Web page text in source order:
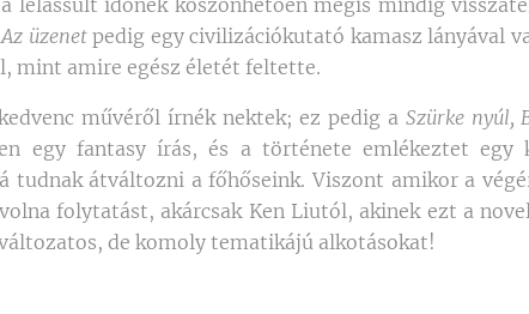
lelassult időnek köszönhetően mégis mindig
Az üzenetpedig egy civilizációkutató kamasz lányával
mint amire egész életét feltette.
művéről írnék nektek; ez pedig a Szürke nyúl,
egy fantasy írás, és a története emlékeztet egy
tudnak átváltozni a főhőseink. Viszont amikor a
folytatást, akárcsak Ken Liutól, akinek ezt a
de komoly tematikájú alkotásokat!